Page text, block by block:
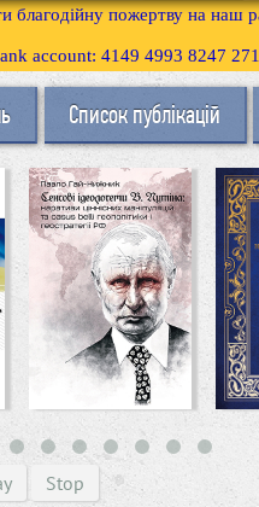
благодійну пожертву на
account: 4149 4993 8247
Список публікацій
Stop